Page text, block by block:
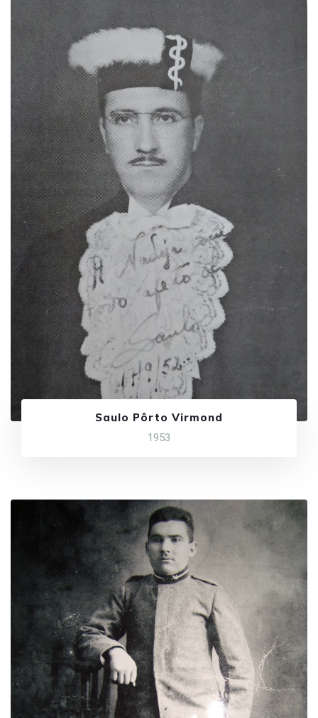
Saulo Pôrto Virmond
1953